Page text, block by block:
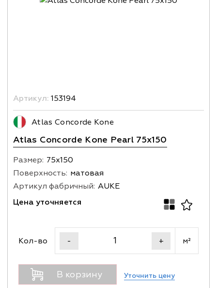
Артикул: 153194
Atlas Concorde Kone
Atlas Concorde Kone Pearl 75x150
Размер: 75х150
Поверхность: матовая
Артикул фабричный: AUKE
Цена уточняется
Кол-во - + м²
В корзину Уточнить цену